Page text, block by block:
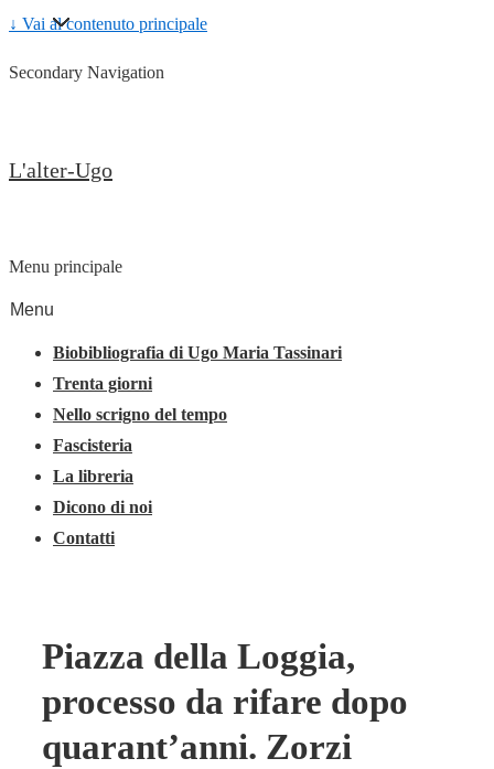
↓ Vai al contenuto principale
Secondary Navigation
L'alter-Ugo
Menu principale
Menu
Biobibliografia di Ugo Maria Tassinari
Trenta giorni
Nello scrigno del tempo
Fascisteria
La libreria
Dicono di noi
Contatti
Piazza della Loggia,
processo da rifare dopo
quarant’anni. Zorzi